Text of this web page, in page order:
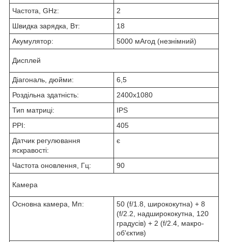
Частота, GHz:
2
Швидка зарядка, Вт:
18
Акумулятор:
5000 мАгод (незнімний)
Дисплей
Діагональ, дюйми:
6,5
Роздільна здатність:
2400x1080
Тип матриці:
IPS
PPI:
405
Датчик регулювання
яскравості:
є
Частота оновлення, Гц: 90
Камера
Основна камера, Мп:
50 (f/1.8, ширококутна) + 8
(f/2.2, надширококутна, 120
градусів) + 2 (f/2.4, макро-
об'єктив)